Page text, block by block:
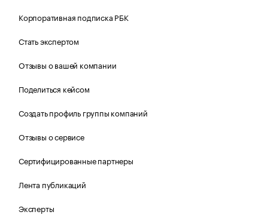
Корпоративная подписка РБК
Стать экспертом
Отзывы о вашей компании
Поделиться кейсом
Создать профиль группы компаний
Отзывы о сервисе
Сертифицированные партнеры
Лента публикаций
Эксперты